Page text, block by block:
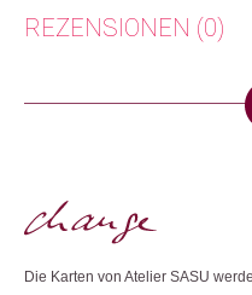
REZENSIONEN (0)
Es gibt noch keine
Die Karten von Atelier SASU